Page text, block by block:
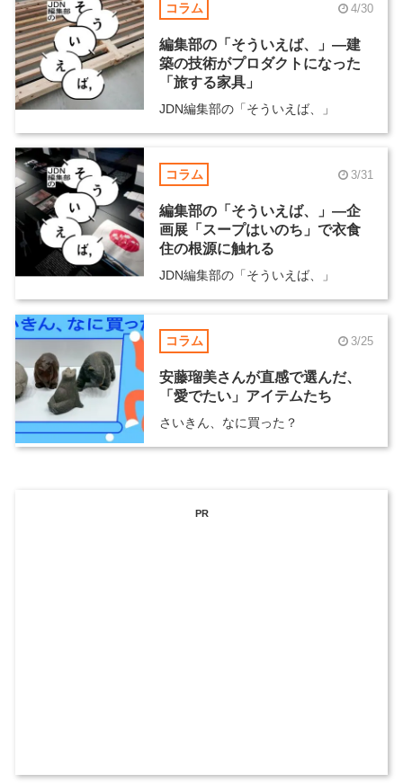
コラム 4/30
編集部の「そういえば、」―建
築の技術がプロダクトになった
「旅する家具」
JDN編集部の「そういえば、」
コラム 3/31
編集部の「そういえば、」―企
画展「スープはいのち」で衣食
住の根源に触れる
JDN編集部の「そういえば、」
コラム 3/25
安藤瑠美さんが直感で選んだ、
「愛でたい」アイテムたち
さいきん、なに買った？
PR